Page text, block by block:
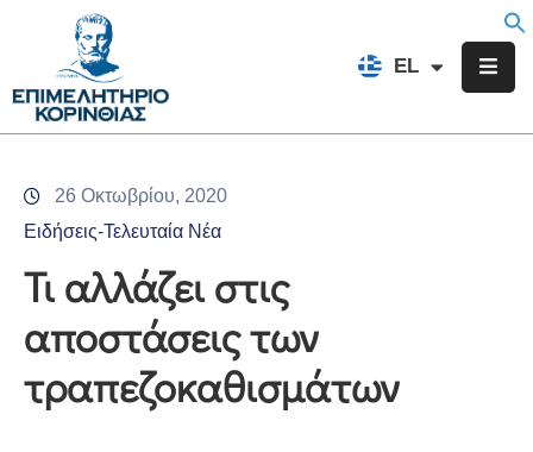
EL
FR
Επιμελητήριο
Υπηρεσίες
Προγράμματα
Εκδηλώσεις
26 Οκτωβρίου, 2020
Ειδήσεις-Τελευταία Νέα
Τι αλλάζει στις
αποστάσεις των
τραπεζοκαθισμάτων